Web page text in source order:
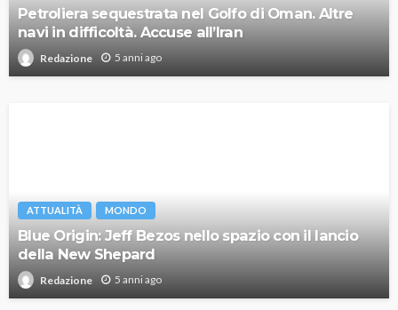
Petroliera sequestrata nel Golfo di Oman. Altre
navi in difficoltà. Accuse all’Iran
Redazione 5 anni ago
ATTUALITÀ MONDO
Blue Origin: Jeff Bezos nello spazio con il lancio
della New Shepard
Redazione 5 anni ago